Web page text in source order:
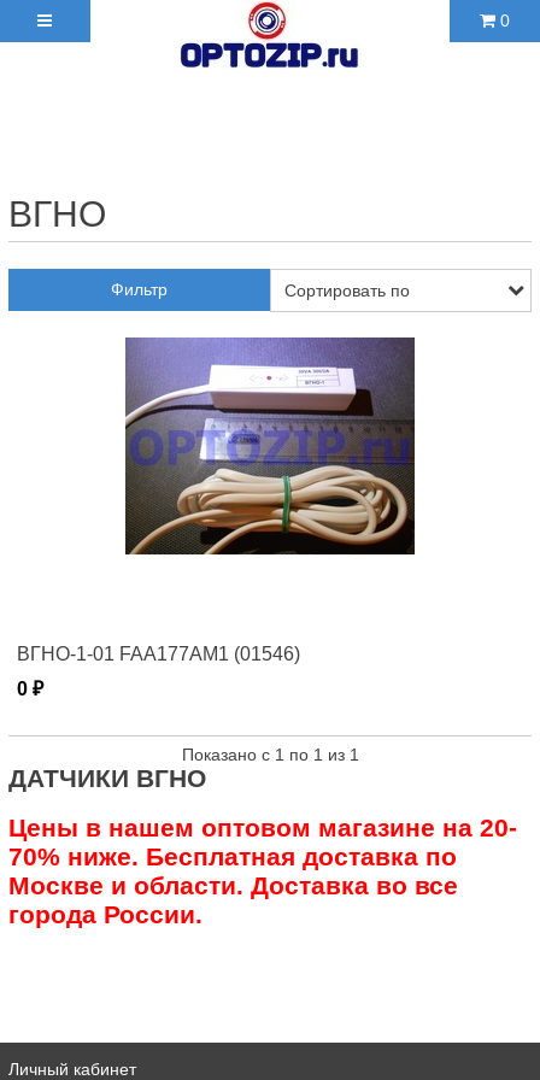
0
ВГНО
Фильтр
ВГНО-1-01 FAA177AM1 (01546)
0 ₽
Показано с 1 по 1 из 1
ДАТЧИКИ ВГНО
Цены в нашем оптовом магазине на 20-
70% ниже. Бесплатная доставка по
Москве и области. Доставка во все
города России.
Личный кабинет